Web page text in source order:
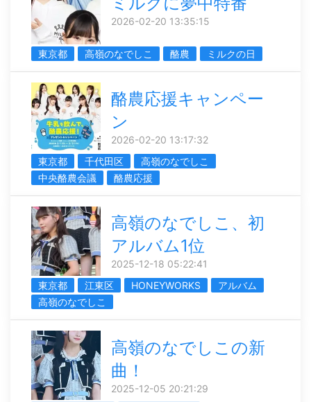
2026-02-20 13:35:15
東京都 高嶺のなでしこ 酪農 ミルクの日
酪農応援キャンペー
ン
2026-02-20 13:17:32
東京都
千代田区
高嶺のなでしこ
中央酪農会議
酪農応援
高嶺のなでしこ、初
アルバム1位
2025-12-18 05:22:41
東京都
江東区 HONEYWORKS
アルバム
高嶺のなでしこ
高嶺のなでしこの新
曲！
2025-12-05 20:21:29